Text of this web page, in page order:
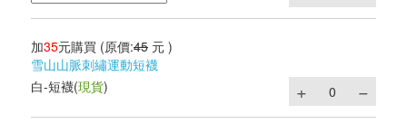
加35元購買 (原價:45 元 )
雪山山脈刺繡運動短襪
白-短襪(現貨)